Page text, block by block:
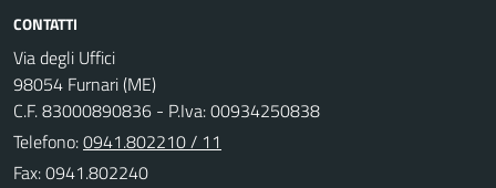
CONTATTI
Via degli Uffici
98054 Furnari (ME)
C.F. 83000890836 - P.Iva: 00934250838
Telefono:0941.802210 / 11
Fax: 0941.802240